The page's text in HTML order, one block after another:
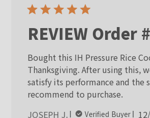
REVIEW Order
Bought this IH Pressure Rice
Thanksgiving. After using this,
satisfy its performance and the
recommend to purchase.
JOSEPH J.
Verified Buyer